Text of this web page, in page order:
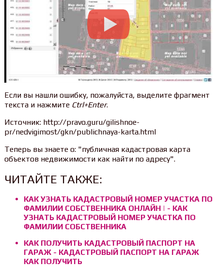
Если вы нашли ошибку, пожалуйста, выделите фрагмент
текста и нажмите Ctrl+Enter.
Источник: http://pravo.guru/gilishnoe-
pr/nedvigimost/gkn/publichnaya-karta.html
Теперь вы знаете о: "публичная кадастровая карта
объектов недвижимости как найти по адресу".
ЧИТАЙТЕ ТАКЖЕ:
КАК УЗНАТЬ КАДАСТРОВЫЙ НОМЕР УЧАСТКА ПО
ФАМИЛИИ СОБСТВЕННИКА ОНЛАЙН | - КАК
УЗНАТЬ КАДАСТРОВЫЙ НОМЕР УЧАСТКА ПО
ФАМИЛИИ СОБСТВЕННИКА
КАК ПОЛУЧИТЬ КАДАСТРОВЫЙ ПАСПОРТ НА
ГАРАЖ - КАДАСТРОВЫЙ ПАСПОРТ НА ГАРАЖ
КАК ПОЛУЧИТЬ